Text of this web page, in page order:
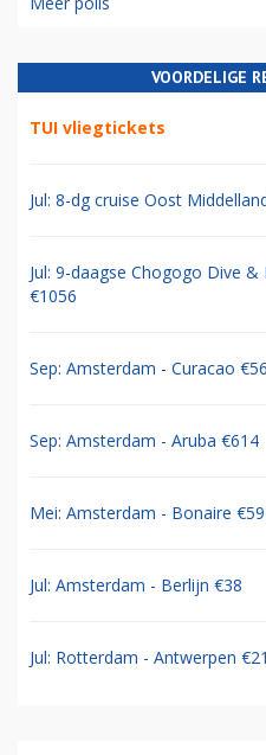
VOORDELIGE
TUI vliegtickets
Jul: 8-dg cruise Oost
Jul: 9-daagse Chogogo Dive &
€1056
Sep: Amsterdam - Curacao
Sep: Amsterdam - Aruba €614
Mei: Amsterdam - Bonaire
Jul: Amsterdam - Berlijn €38
Jul: Rotterdam - Antwerpen €21